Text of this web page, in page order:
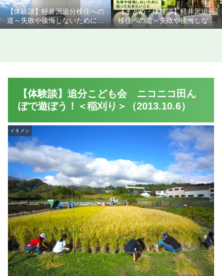
【体験談】軽井沢追分移住への
道～失敗や後悔しないために知
っておきたいこと
【まとめ・体験談】軽井沢追分
移住への道～失敗や後悔しない
ために知っておきたいこと
【体験談】追分こども会 ニコニコ田ん
ぼで遊ぼう！＜稲刈り＞（2013.10.6）
イキメン